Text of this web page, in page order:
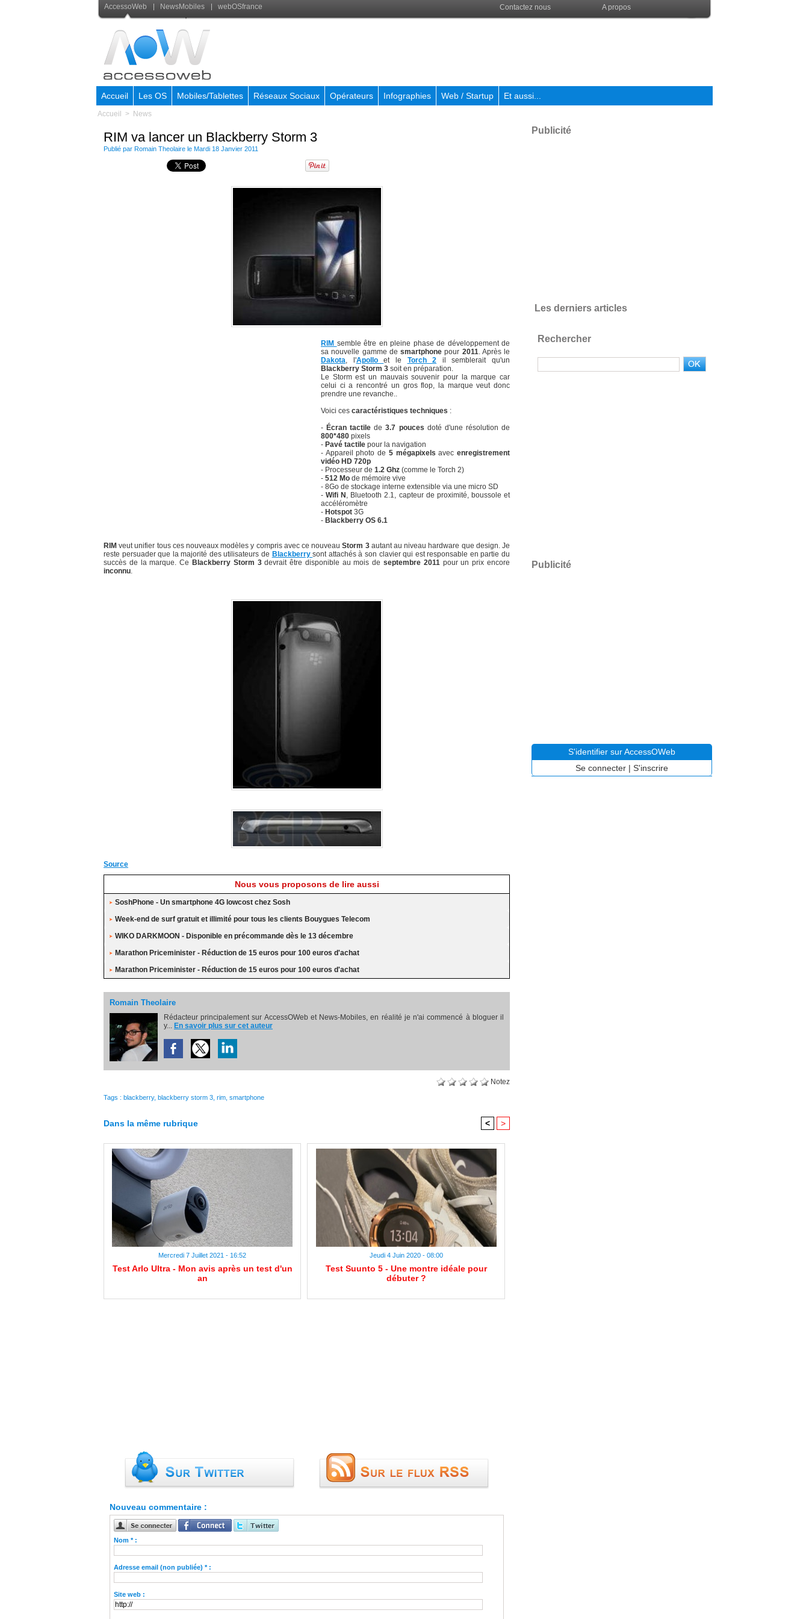
AccessoWeb NewsMobiles webOSfrance Contactez nous A propos
Accueil Les OS Mobiles/Tablettes Réseaux Sociaux Opérateurs Infographies Web / Startup Et aussi...
Accueil > News
RIM va lancer un Blackberry Storm 3
Publié par Romain Theolaire le Mardi 18 Janvier 2011
RIM semble être en pleine phase de développement de
sa nouvelle gamme de smartphonepour 2011. Après le
Dakota, l'Apolloet le Torch 2 il semblerait qu'un
Blackberry Storm 3 soit en préparation.
Le Storm est un mauvais souvenir pour la marque car
celui ci a rencontré un gros flop, la marque veut donc
prendre une revanche..
Voici ces caractéristiques techniques :
- Écran tactile de3.7 pouces doté d'une résolution de
800*480 pixels
- Pavé tactile pour la navigation
- Appareil photo de 5 mégapixels avec enregistrement
vidéo HD 720p
- Processeur de 1.2 Ghz (comme le Torch 2)
- 512 Mo de mémoire vive
- 8Go de stockage interne extensible via une micro SD
-Wifi N , Bluetooth 2.1, capteur de proximité, boussole et
accéléromètre
- Hotspot 3G
- Blackberry OS 6.1
RIMveut unifier tous ces nouveaux modèles y compris avec ce nouveauStorm 3autant au niveau hardware que design. Je
reste persuader que la majorité des utilisateurs de Blackberrysont attachés à son clavier qui est responsable en partie du
succès de la marque. Ce Blackberry Storm 3devrait être disponible au mois deseptembre 2011pour un prix encore
inconnu.
Source
Nous vous proposons de lire aussi
SoshPhone - Un smartphone 4G lowcost chez Sosh
Week-end de surf gratuit et illimité pour tous les clients Bouygues Telecom
WIKO DARKMOON - Disponible en précommande dès le 13 décembre
Marathon Priceminister - Réduction de 15 euros pour 100 euros d'achat
Marathon Priceminister - Réduction de 15 euros pour 100 euros d'achat
Romain Theolaire
Rédacteur principalement sur AccessOWeb et News-Mobiles, en réalité je n'ai commencé à bloguer il
y... En savoir plus sur cet auteur
Notez
Tags : blackberry, blackberry storm 3 rim smartphone
Dans la même rubrique < >
Mercredi 7 Juillet 2021 - 16:52
Test Arlo Ultra - Mon avis après un test d'un
an
Jeudi 4 Juin 2020 - 08:00
Test Suunto 5 - Une montre idéale pour
débuter ?
Nouveau commentaire :
Nom * :
Adresse email (non publiée) * :
Site web :
Publicité
Les derniers articles
Rechercher
Publicité
S'identifier sur AccessOWeb
Se connecter | S'inscrire